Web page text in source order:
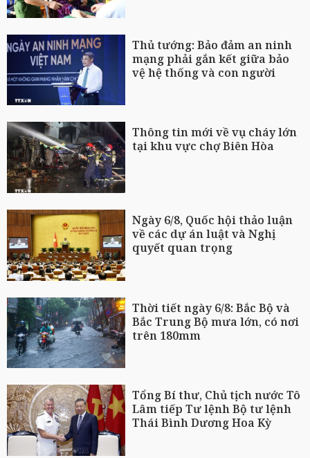
Thủ tướng: Bảo đảm an ninh
mạng phải gắn kết giữa bảo
vệ hệ thống và con người
Thông tin mới về vụ cháy lớn
tại khu vực chợ Biên Hòa
Ngày 6/8, Quốc hội thảo luận
về các dự án luật và Nghị
quyết quan trọng
Thời tiết ngày 6/8: Bắc Bộ và
Bắc Trung Bộ mưa lớn, có nơi
trên 180mm
Tổng Bí thư, Chủ tịch nước Tô
Lâm tiếp Tư lệnh Bộ tư lệnh
Thái Bình Dương Hoa Kỳ